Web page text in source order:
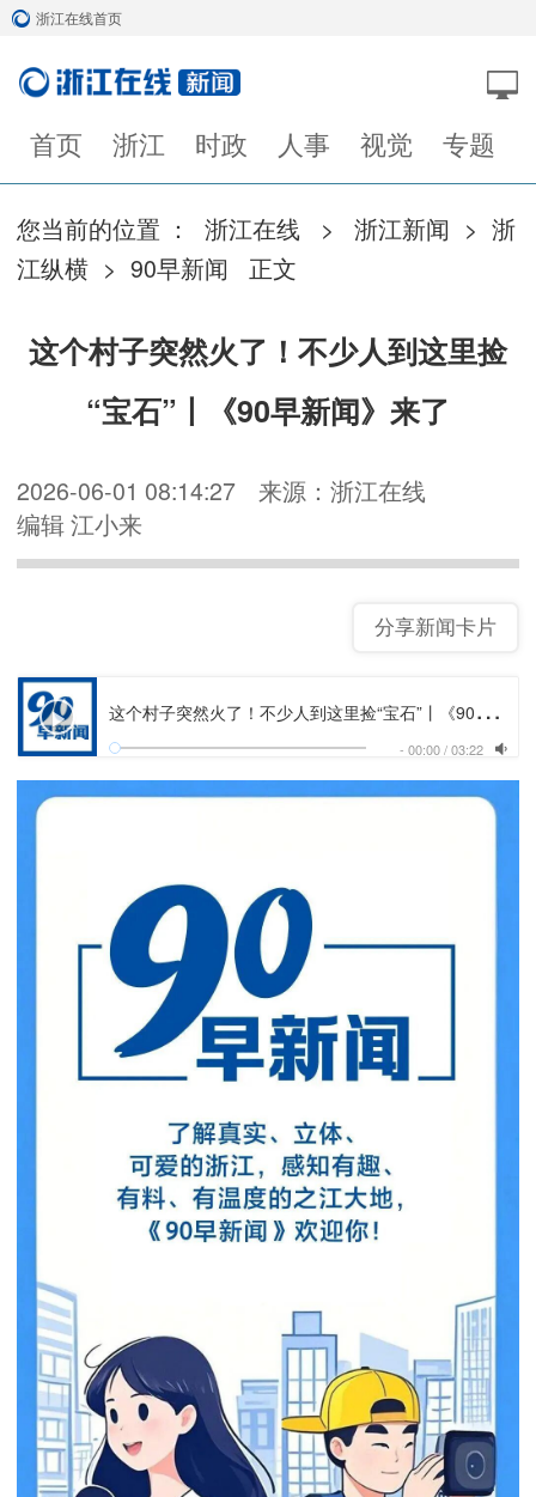
浙江在线首页
首页 浙江 时政 人事 视觉 专题
您当前的位置 ： 浙江在线 > 浙江新闻 > 浙
江纵横 > 90早新闻 正文
这个村子突然火了！不少人到这里捡
“宝石”丨《90早新闻》来了
2026-06-01 08:14:27
来源：浙江在线
编辑 江小来
分享新闻卡片
这
个村子突然火了！不少人到这里捡“宝石”丨《90早新闻》来了
- 00:00/03:22